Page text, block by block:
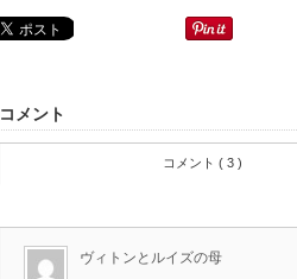
コメント
コメント ( 3 )
ヴィトンとルイズの母